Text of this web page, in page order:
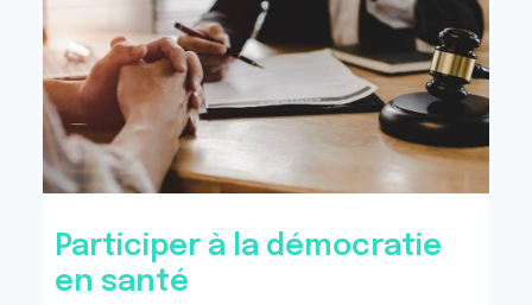
Participer à la démocratie
en santé